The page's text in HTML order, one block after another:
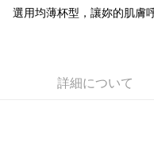
付款後7-11取貨
配送毎にNT$90
選用均薄杯型，讓妳的肌膚
詳細について